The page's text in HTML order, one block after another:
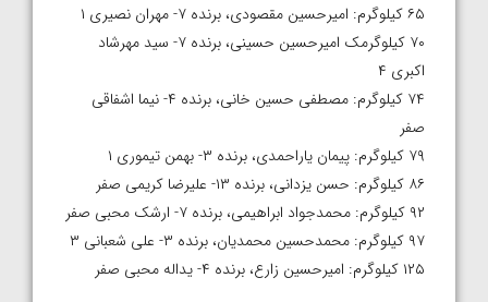
۶۵ کیلوگرم: امیرحسین مقصودی، برنده ۷- مهران نصیری ۱
۷۰ کیلوگرمک امیرحسین حسینی، برنده ۷- سید مهرشاد
اکبری ۴
۷۴ کیلوگرم: مصطفی حسین خانی، برنده ۴- نیما اشفاقی
صفر
۷۹ کیلوگرم: پیمان یاراحمدی، برنده ۳- بهمن تیموری ۱
۸۶ کیلوگرم: حسن یزدانی، برنده ۱۳- علیرضا کریمی صفر
۹۲ کیلوگرم: محمدجواد ابراهیمی، برنده ۷- ارشک محبی صفر
۹۷ کیلوگرم: محمدحسین محمدیان، برنده ۳- علی شعبانی ۳
۱۲۵ کیلوگرم: امیرحسین زارع، برنده ۴- یداله محبی صفر